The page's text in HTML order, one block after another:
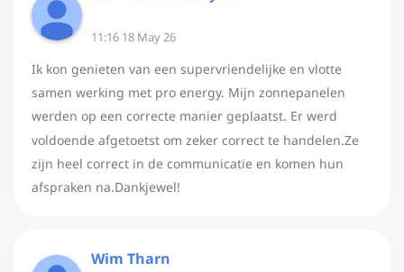
11:16 18 May 26
Ik kon genieten van een supervriendelijke en vlotte
samen werking met pro energy. Mijn zonnepanelen
werden op een correcte manier geplaatst. Er werd
voldoende afgetoetst om zeker correct te handelen.Ze
zijn heel correct in de communicatie en komen hun
afspraken na.Dankjewel!
Wim Tharn